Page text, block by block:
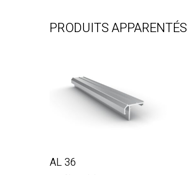
PRODUITS APPARENTÉS
AL 36